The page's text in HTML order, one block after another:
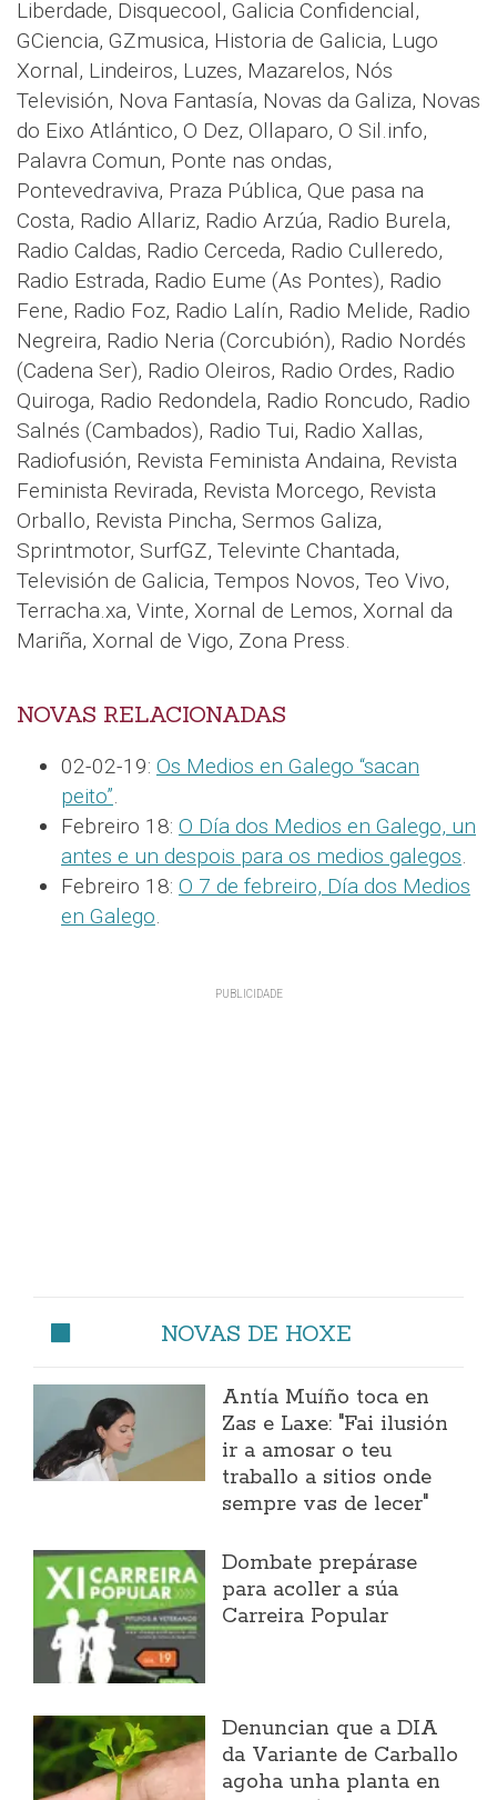
Liberdade, Disquecool, Galicia Confidencial,
GCiencia, GZmusica, Historia de Galicia, Lugo
Xornal, Lindeiros, Luzes, Mazarelos, Nós
Televisión, Nova Fantasía, Novas da Galiza, Novas
do Eixo Atlántico, O Dez, Ollaparo, O Sil.info,
Palavra Comun, Ponte nas ondas,
Pontevedraviva, Praza Pública, Que pasa na
Costa, Radio Allariz, Radio Arzúa, Radio Burela,
Radio Caldas, Radio Cerceda, Radio Culleredo,
Radio Estrada, Radio Eume (As Pontes), Radio
Fene, Radio Foz, Radio Lalín, Radio Melide, Radio
Negreira, Radio Neria (Corcubión), Radio Nordés
(Cadena Ser), Radio Oleiros, Radio Ordes, Radio
Quiroga, Radio Redondela, Radio Roncudo, Radio
Salnés (Cambados), Radio Tui, Radio Xallas,
Radiofusión, Revista Feminista Andaina, Revista
Feminista Revirada, Revista Morcego, Revista
Orballo, Revista Pincha, Sermos Galiza,
Sprintmotor, SurfGZ, Televinte Chantada,
Televisión de Galicia, Tempos Novos, Teo Vivo,
Terracha.xa, Vinte, Xornal de Lemos, Xornal da
Mariña, Xornal de Vigo, Zona Press.
NOVAS RELACIONADAS
02-02-19: Os Medios en Galego “sacan
peito”
Febreiro 18: O Día dos Medios en Galego, un
antes e un despois para os medios galegos
Febreiro 18: O 7 de febreiro, Día dos Medios
en Galego
NOVAS DE HOXE
Antía Muíño toca en
Zas e Laxe: "Fai ilusión
ir a amosar o teu
traballo a sitios onde
sempre vas de lecer"
Dombate prepárase
para acoller a súa
Carreira Popular
Denuncian que a DIA
da Variante de Carballo
agoha unha planta en